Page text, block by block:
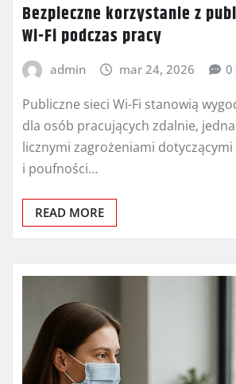
Bezpieczne korzystanie z
Wi-Fi podczas pracy
admin mar 24, 2026 0
Publiczne sieci Wi-Fi stanowią
dla osób pracujących zdalnie,
licznymi zagrożeniami
i poufności…
READ MORE